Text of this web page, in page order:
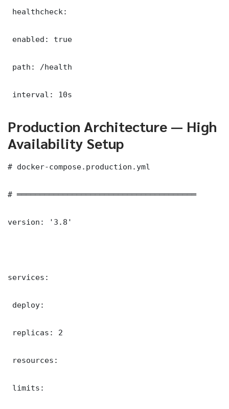
healthcheck:
enabled: true
path: /health
interval: 10s
Production Architecture — High
Availability Setup
# docker-compose.production.yml
# ═══════════════════════════════════════
version: '3.8'
services:
deploy:
replicas: 2
resources:
limits: